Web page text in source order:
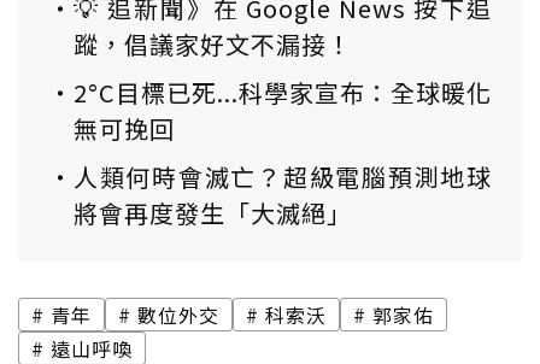
💡 追新聞》在 Google News 按下追
蹤，倡議家好文不漏接！
2°C目標已死...科學家宣布：全球暖化
無可挽回
人類何時會滅亡？超級電腦預測地球
將會再度發生「大滅絕」
青年 數位外交 科索沃
郭家佑
遠山呼喚